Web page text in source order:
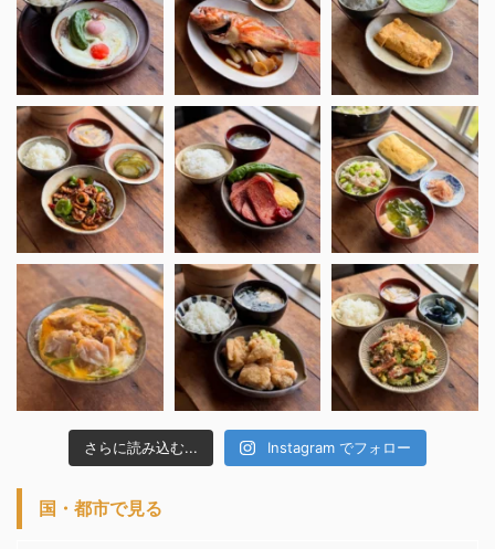
さらに読み込む... Instagram でフォロー
国・都市で見る